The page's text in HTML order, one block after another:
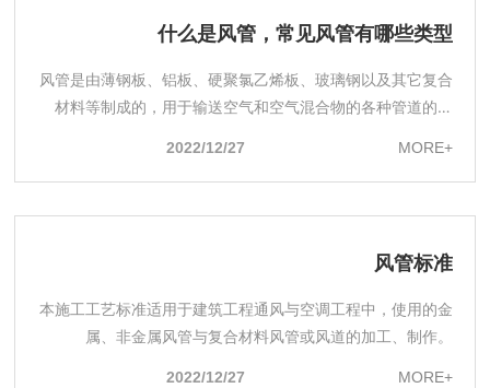
什么是风管，常见风管有哪些类型
风管是由薄钢板、铝板、硬聚氯乙烯板、玻璃钢以及其它复合
材料等制成的，用于输送空气和空气混合物的各种管道的总
2022/12/27 MORE+
风管标准
本施工工艺标准适用于建筑工程通风与空调工程中，使用的金
属、非金属风管与复合材料风管或风道的加工、制作。
2022/12/27 MORE+